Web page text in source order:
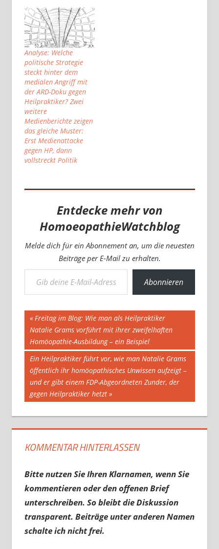
Analyse: Welche
politische Strategie
steckt hinter dem
medialen Angriff mit
der ARD-Doku gegen
Heilpraktiker? Zwei
weitere
Medienberichte zeigen
das gleiche Muster:
Erst Medienattacke
gegen HP, dann
vollstreckt Politik
Entdecke mehr von
HomoeopathieWatchblog
Melde dich für ein Abonnement an, um die neuesten
Beiträge per E-Mail zu erhalten.
Gib deine E-Mail-Adresse ein ...
Abonnieren
Beitragsnavigation
Vorheriger
Beitrag:
Freitag im Blog: Wie man als Heilpraktiker
Natalie Grams vorführt mit ihrer zweifelhaften
Homöopathie-Ausbildung – ein Beispiel
Nächster
Beitrag:
Ein Heilpraktiker führt vor, wie man Natalie Grams
öffentlich ihr homöopathisches Unwissen aufzeigt –
und er gibt einem FDP-Abgeordneten Zunder, der
gegen Heilpraktiker hetzt
KOMMENTAR HINTERLASSEN
Bitte nutzen Sie Ihren Klarnamen, wenn Sie
kommentieren oder den offenen Brief
unterschreiben. So bleibt die Diskussion
transparent. Beiträge unter anderen Namen
schalte ich nicht frei.